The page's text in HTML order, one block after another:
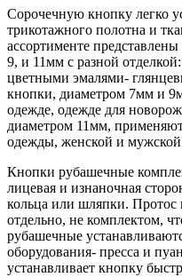
Сорочечную кнопку легко
трикотажного полотна и
ассортименте
9, и 11мм с разной
цветными эмалями-
кнопки, диаметром 7мм и
одежде, одежде для
диаметром 11мм,
одежды, женской и
Кнопки рубашечные
лицевая и изнаночная
кольца или шляпки. Протос
отдельно, не комплектом,
рубашечные
оборудования- пресса и
устанавливает кнопку